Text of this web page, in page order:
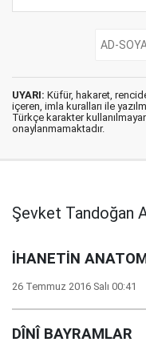
UYARI: Küfür, hakaret,
içeren, imla kuralları ile
Türkçe karakter
onaylanmamaktadır.
Şevket Tandoğan
İHANETİN
26 Temmuz 2016 Salı 00:41
DÎNÎ BAYRAMLAR